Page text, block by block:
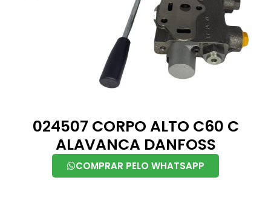
024507 CORPO ALTO C60 C
ALAVANCA DANFOSS
COMPRAR PELO WHATSAPP